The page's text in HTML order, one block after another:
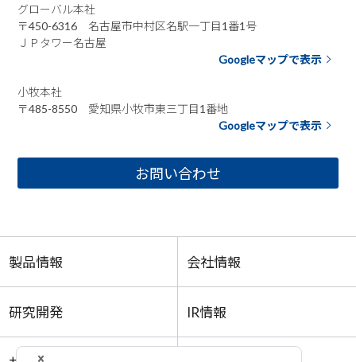
グローバル本社
〒450-6316 名古屋市中村区名駅一丁目1番1号
ＪＰタワー名古屋
Googleマップで表示
小牧本社
〒485-8550 愛知県小牧市東三丁目1番地
Googleマップで表示
お問い合わせ
製品情報 会社情報
研究開発 IR情報